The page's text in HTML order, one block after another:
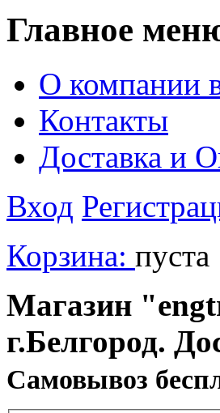
Главное
О компании
Контакты
Доставка и
Вход
Корзина: пуста
Магазин
г.Белгород.
Cамовывоз